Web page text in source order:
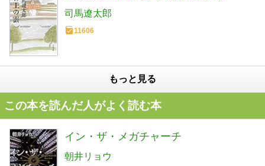
司馬遼太郎
11606
もっと見る
この本を読んだ人がよく読む本
イン・ザ・メガチャーチ
朝井リョウ